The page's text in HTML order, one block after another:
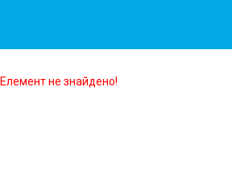
Елемент не знайдено!